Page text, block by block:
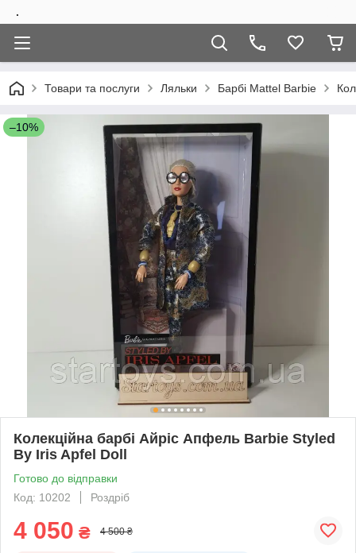
.
Товари та послуги Ляльки Барбi Mattel Barbie
–10%
Колекційна барбі Айріс Апфель Barbie Styled
By Iris Apfel Doll
Готово до відправки
Код: 10202
Роздріб
4 050 ₴ 4 500 ₴